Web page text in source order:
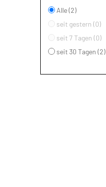
Alle (2)
seit gestern (0)
seit 7 Tagen (0)
seit 30 Tagen (2)